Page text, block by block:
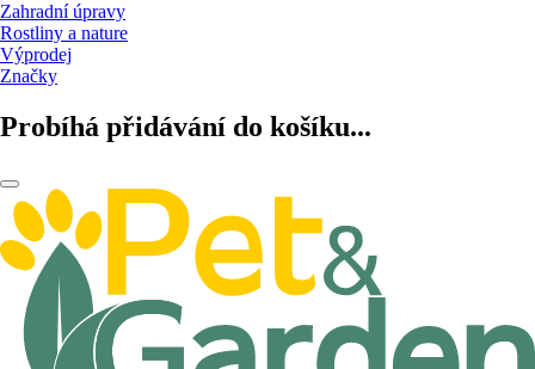
Zahradní úpravy
Rostliny a nature
Výprodej
Značky
Probíhá přidávání do košíku...